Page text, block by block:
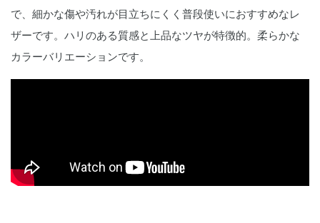
で、細かな傷や汚れが目立ちにくく普段使いにおすすめなレ
ザーです。ハリのある質感と上品なツヤが特徴的。柔らかな
カラーバリエーションです。